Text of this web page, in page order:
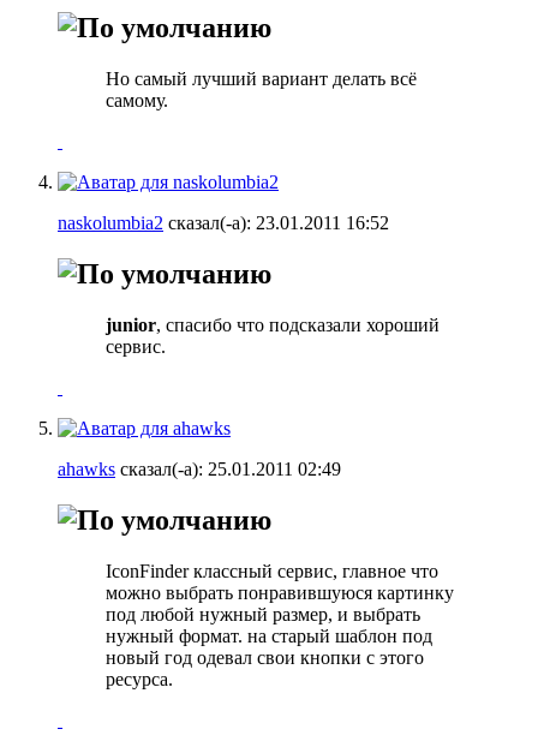
Но самый лучший вариант делать всё
самому.
naskolumbia2 сказал(-а): 23.01.2011 16:52
junior, спасибо что подсказали хороший
сервис.
ahawks сказал(-а): 25.01.2011 02:49
IconFinder классный сервис, главное что
можно выбрать понравившуюся картинку
под любой нужный размер, и выбрать
нужный формат. на старый шаблон под
новый год одевал свои кнопки с этого
ресурса.